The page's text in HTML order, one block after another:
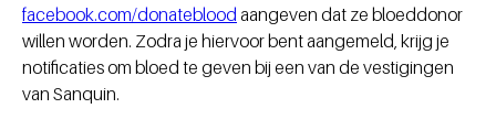
facebook.com/donateblood aangeven dat ze bloeddonor
willen worden. Zodra je hiervoor bent aangemeld, krijg je
notificaties om bloed te geven bij een van de vestigingen
van Sanquin.